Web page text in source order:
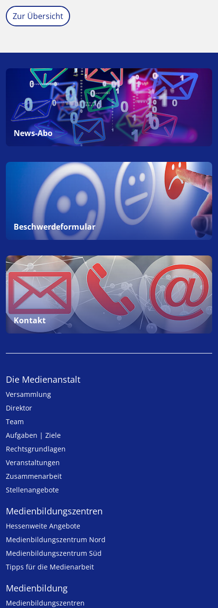
Zur Übersicht
News-Abo
Beschwerdeformular
Kontakt
Die Medienanstalt
Versammlung
Direktor
Team
Aufgaben | Ziele
Rechtsgrundlagen
Veranstaltungen
Zusammenarbeit
Stellenangebote
Medien­bildungs­zentren
Hessenweite Angebote
Medienbildungszentrum Nord
Medienbildungszentrum Süd
Tipps für die Medienarbeit
Medienbildung
Medien­bildungs­zentren